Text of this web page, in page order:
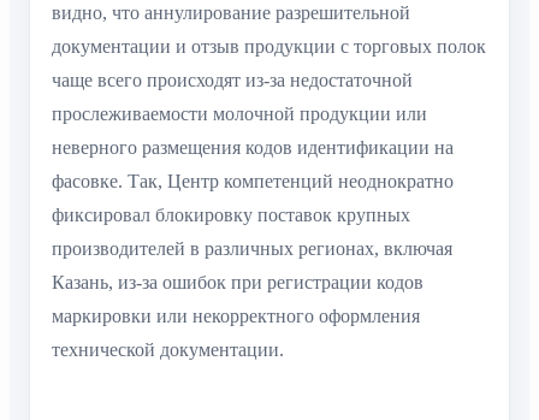
видно, что аннулирование разрешительной
документации и отзыв продукции с торговых полок
чаще всего происходят из-за недостаточной
прослеживаемости молочной продукции или
неверного размещения кодов идентификации на
фасовке. Так, Центр компетенций неоднократно
фиксировал блокировку поставок крупных
производителей в различных регионах, включая
Казань, из-за ошибок при регистрации кодов
маркировки или некорректного оформления
технической документации.